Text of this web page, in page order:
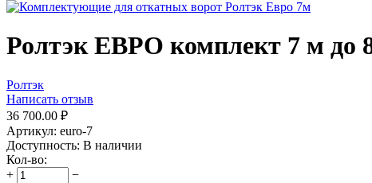
Ролтэк ЕВРО комплект 7 м до
Ролтэк
Написать отзыв
36 700.00 ₽
Артикул: euro-7
Доступность: В наличии
Кол-во:
+
−